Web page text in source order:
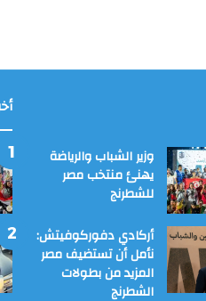
وزير الشباب والرياضة
يهنئ منتخب مصر
للشطرنج
أركادي دفوركوفيتش:
نأمل أن تستضيف مصر
المزيد من بطولات
الشطرنج